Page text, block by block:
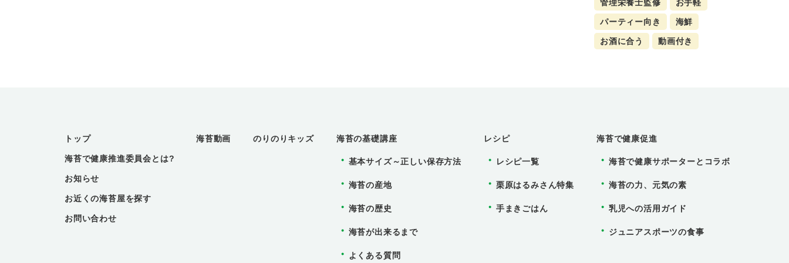
管理栄養士監修 お手軽
パーティー向き 海鮮
お酒に合う 動画付き
トップ
海苔で健康推進委員会とは?
お知らせ
お近くの海苔屋を探す
お問い合わせ
海苔動画 のりのりキッズ 海苔の基礎講座
基本サイズ～正しい保存方法
海苔の産地
海苔の歴史
海苔が出来るまで
よくある質問
レシピ
レシピ一覧
栗原はるみさん特集
手まきごはん
海苔で健康促進
海苔で健康サポーターとコラボ
海苔の力、元気の素
乳児への活用ガイド
ジュニアスポーツの食事